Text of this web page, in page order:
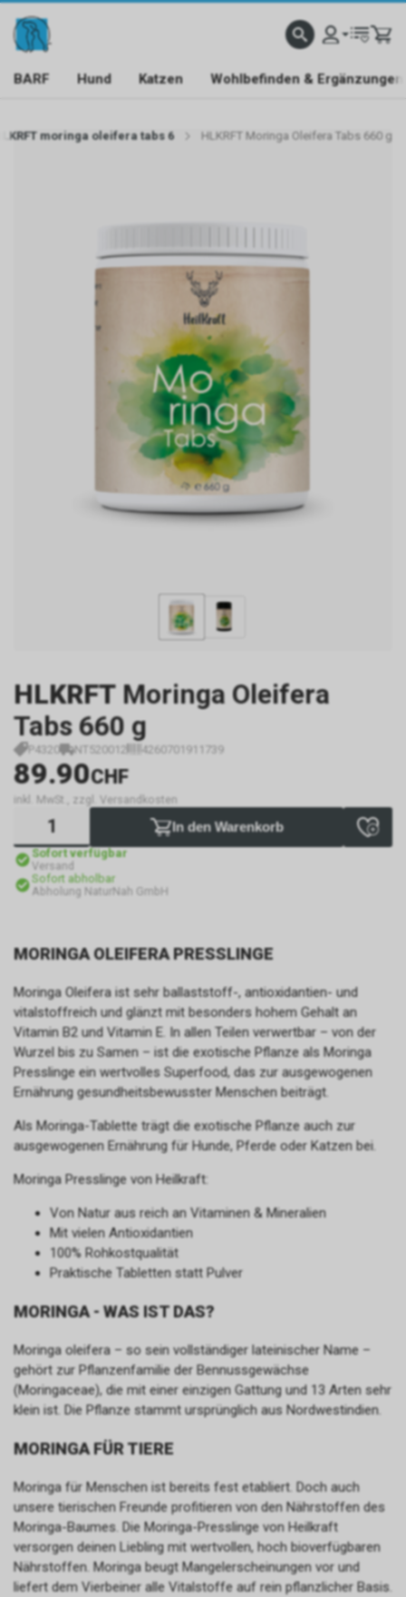
BARF Hund Katzen Wohlbefinden & Ergänzungen
moringa oleifera tabs 6 HLKRFT Moringa Oleifera Tabs 660 g
HLKRFT Moringa Oleifera
Tabs 660 g
P4320 NT520012 4260701911739
89.90CHF
inkl. MwSt., zzgl. Versandkosten
In den Warenkorb
Sofort verfügbar
Versand
Sofort abholbar
Abholung NaturNah GmbH
MORINGA OLEIFERA PRESSLINGE
Moringa Oleifera ist sehr ballaststoff-, antioxidantien- und
vitalstoffreich und glänzt mit besonders hohem Gehalt an
Vitamin B2 und Vitamin E. In allen Teilen verwertbar – von der
Wurzel bis zu Samen – ist die exotische Pflanze als Moringa
Presslinge ein wertvolles Superfood, das zur ausgewogenen
Ernährung gesundheitsbewusster Menschen beiträgt.
Als Moringa-Tablette trägt die exotische Pflanze auch zur
ausgewogenen Ernährung für Hunde, Pferde oder Katzen bei.
Moringa Presslinge von Heilkraft:
Von Natur aus reich an Vitaminen & Mineralien
Mit vielen Antioxidantien
100% Rohkostqualität
Praktische Tabletten statt Pulver
MORINGA - WAS IST DAS?
Moringa oleifera – so sein vollständiger lateinischer Name –
gehört zur Pflanzenfamilie der Bennussgewächse
(Moringaceae), die mit einer einzigen Gattung und 13 Arten sehr
klein ist. Die Pflanze stammt ursprünglich aus Nordwestindien.
MORINGA FÜR TIERE
Moringa für Menschen ist bereits fest etabliert. Doch auch
unsere tierischen Freunde profitieren von den Nährstoffen des
Moringa-Baumes. Die Moringa-Presslinge von Heilkraft
versorgen deinen Liebling mit wertvollen, hoch bioverfügbaren
Nährstoffen. Moringa beugt Mangelerscheinungen vor und
liefert dem Vierbeiner alle Vitalstoffe auf rein pflanzlicher Basis.